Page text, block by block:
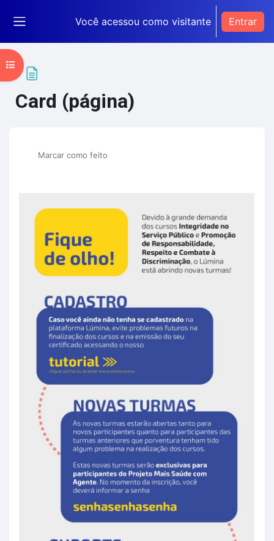
Você acessou como visitante Entrar
Card (página)
Abrir índice do curso
Marcar como feito